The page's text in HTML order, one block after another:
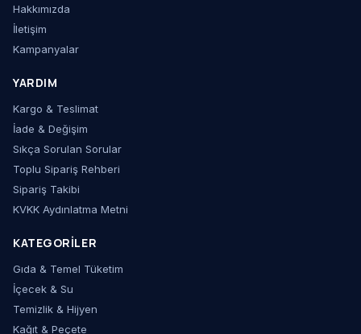
Hakkımızda
İletişim
Kampanyalar
YARDIM
Kargo & Teslimat
İade & Değişim
Sıkça Sorulan Sorular
Toplu Sipariş Rehberi
Sipariş Takibi
KVKK Aydınlatma Metni
KATEGORILER
Gıda & Temel Tüketim
İçecek & Su
Temizlik & Hijyen
Kağıt & Peçete